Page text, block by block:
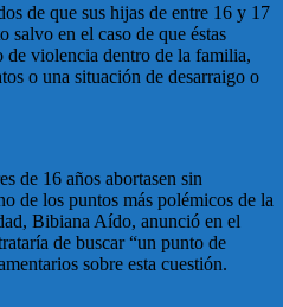
de que sus hijas de entre 16 y 17
salvo en el caso de que éstas
de violencia dentro de la familia,
o una situación de desarraigo o
de 16 años abortasen sin
de los puntos más polémicos de la
Bibiana Aído, anunció en el
de buscar “un punto de
sobre esta cuestión.